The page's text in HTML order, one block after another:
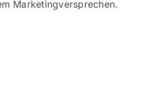
Marketingversprechen.